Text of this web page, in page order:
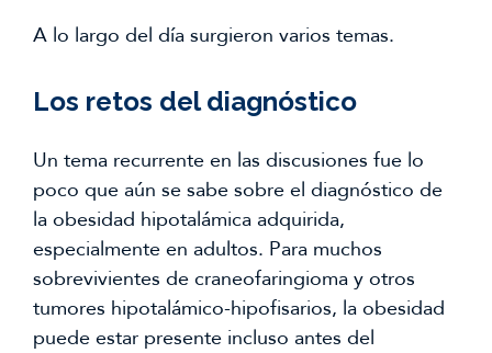
A lo largo del día surgieron varios temas.
Los retos del diagnóstico
Un tema recurrente en las discusiones fue lo
poco que aún se sabe sobre el diagnóstico de
la obesidad hipotalámica adquirida,
especialmente en adultos. Para muchos
sobrevivientes de craneofaringioma y otros
tumores hipotalámico-hipofisarios, la obesidad
puede estar presente incluso antes del